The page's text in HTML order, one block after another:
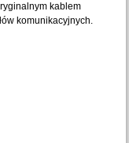
kablem
komunikacyjnych.